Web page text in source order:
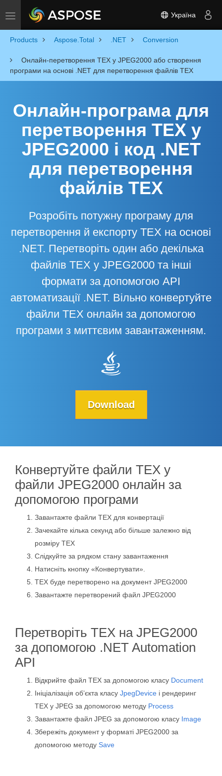
Toggle navigation Україна
Products Aspose.Total .NET Conversion
Онлайн-перетворення TEX у JPEG2000 або створення
програми на основі .NET для перетворення файлів TEX
Онлайн-програма для
перетворення TEX у
JPEG2000 і код .NET
для перетворення
файлів TEX
Розробіть потужну програму для
перетворення й експорту TEX на основі
.NET. Перетворіть один або декілька
файлів TEX у JPEG2000 та інші
формати за допомогою API
автоматизації .NET. Вільно конвертуйте
файли TEX онлайн за допомогою
програми з миттєвим завантаженням.
Download
Конвертуйте файли TEX у
файли JPEG2000 онлайн за
допомогою програми
Завантажте файли TEX для конвертації
Зачекайте кілька секунд або більше залежно від
розміру TEX
Слідкуйте за рядком стану завантаження
Натисніть кнопку «Конвертувати».
TEX буде перетворено на документ JPEG2000
Завантажте перетворений файл JPEG2000
Перетворіть TEX на JPEG2000
за допомогою .NET Automation
API
Відкрийте файл TEX за допомогою класу Document
Ініціалізація об’єкта класу JpegDevice і рендеринг
TEX у JPEG за допомогою методу Process
Завантажте файл JPEG за допомогою класу Image
Збережіть документ у форматі JPEG2000 за
допомогою методу Save